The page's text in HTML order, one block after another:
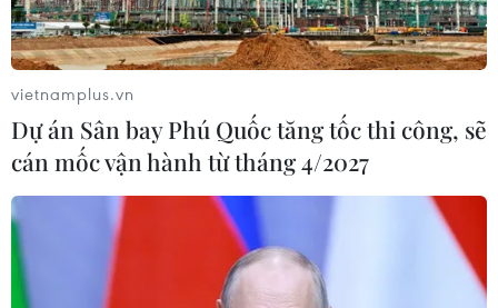
vietnamplus.vn
Dự án Sân bay Phú Quốc tăng tốc thi công, sẽ
cán mốc vận hành từ tháng 4/2027